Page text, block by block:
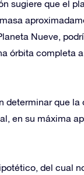
sugiere que el
Nueve,
órbita completa
determinar que
en su máxima
del cual